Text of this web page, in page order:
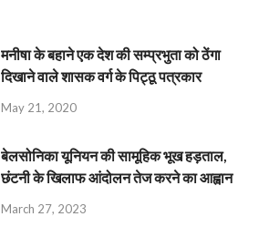
मनीषा के बहाने एक देश की सम्प्रभुता को ठेंगा
दिखाने वाले शासक वर्ग के पिट्ठू पत्रकार
May 21, 2020
बेलसोनिका यूनियन की सामूहिक भूख हड़ताल,
छंटनी के खिलाफ आंदोलन तेज करने का आह्वान
March 27, 2023